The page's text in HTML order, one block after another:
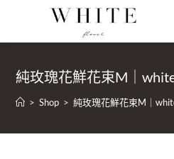
純玫瑰花鮮花束M｜
> Shop > 純玫瑰花鮮花束M｜